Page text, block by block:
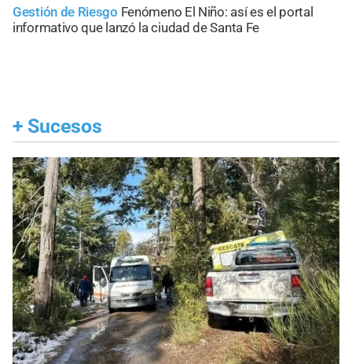
Gestión de Riesgo Fenómeno El Niño: así es el portal
informativo que lanzó la ciudad de Santa Fe
+ Sucesos